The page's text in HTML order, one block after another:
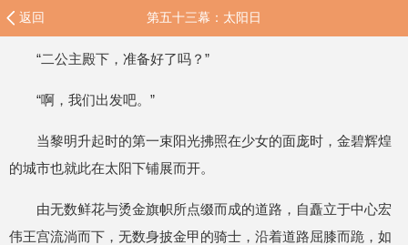
返回 第五十三幕：太阳日
“二公主殿下，准备好了吗？”
“啊，我们出发吧。”
当黎明升起时的第一束阳光拂照在少女的面庞时，金碧辉煌
的城市也就此在太阳下铺展而开。
由无数鲜花与烫金旗帜所点缀而成的道路，自矗立于中心宏
伟王宫流淌而下，无数身披金甲的骑士，沿着道路屈膝而跪，如